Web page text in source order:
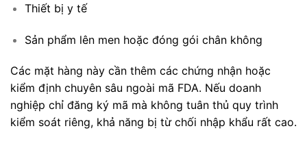
Thiết bị y tế
Sản phẩm lên men hoặc đóng gói chân không
Các mặt hàng này cần thêm các chứng nhận hoặc
kiểm định chuyên sâu ngoài mã FDA. Nếu doanh
nghiệp chỉ đăng ký mã mà không tuân thủ quy trình
kiểm soát riêng, khả năng bị từ chối nhập khẩu rất cao.